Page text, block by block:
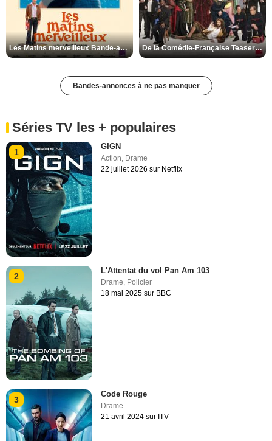
Les Matins merveilleux Bande-annonce VF De la Comédie-Française Teaser VF
Bandes-annonces à ne pas manquer
Séries TV les + populaires
1
GIGN
Action, Drame
22 juillet 2026 sur Netflix
2
L'Attentat du vol Pan Am 103
Drame Policier
18 mai 2025 sur BBC
3
Code Rouge
Drame
21 avril 2024 sur ITV